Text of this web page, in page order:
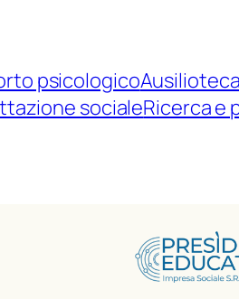
psicologico
socialeRicerca e